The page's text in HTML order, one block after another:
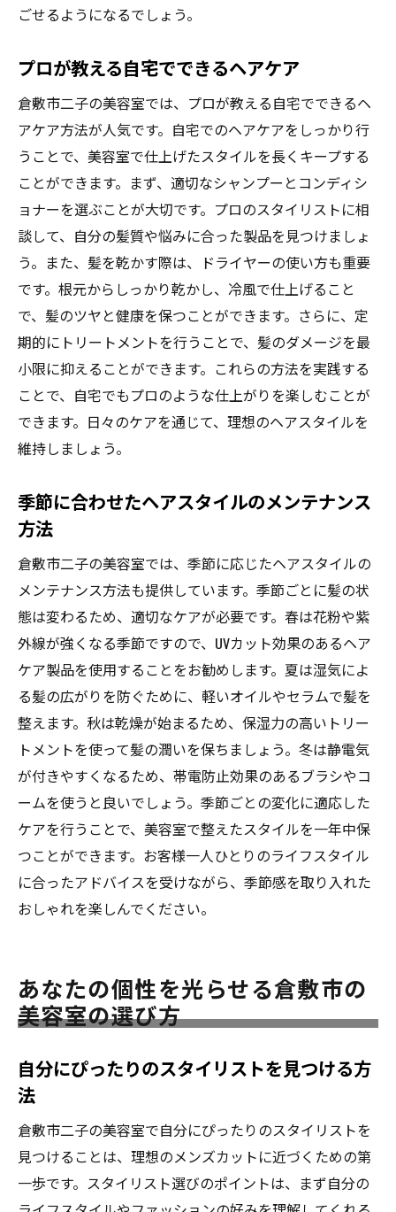
ごせるようになるでしょう。
プロが教える自宅でできるヘアケア
倉敷市二子の美容室では、プロが教える自宅でできるヘ
アケア方法が人気です。自宅でのヘアケアをしっかり行
うことで、美容室で仕上げたスタイルを長くキープする
ことができます。まず、適切なシャンプーとコンディシ
ョナーを選ぶことが大切です。プロのスタイリストに相
談して、自分の髪質や悩みに合った製品を見つけましょ
う。また、髪を乾かす際は、ドライヤーの使い方も重要
です。根元からしっかり乾かし、冷風で仕上げること
で、髪のツヤと健康を保つことができます。さらに、定
期的にトリートメントを行うことで、髪のダメージを最
小限に抑えることができます。これらの方法を実践する
ことで、自宅でもプロのような仕上がりを楽しむことが
できます。日々のケアを通じて、理想のヘアスタイルを
維持しましょう。
季節に合わせたヘアスタイルのメンテナンス
方法
倉敷市二子の美容室では、季節に応じたヘアスタイルの
メンテナンス方法も提供しています。季節ごとに髪の状
態は変わるため、適切なケアが必要です。春は花粉や紫
外線が強くなる季節ですので、UVカット効果のあるヘア
ケア製品を使用することをお勧めします。夏は湿気によ
る髪の広がりを防ぐために、軽いオイルやセラムで髪を
整えます。秋は乾燥が始まるため、保湿力の高いトリー
トメントを使って髪の潤いを保ちましょう。冬は静電気
が付きやすくなるため、帯電防止効果のあるブラシやコ
ームを使うと良いでしょう。季節ごとの変化に適応した
ケアを行うことで、美容室で整えたスタイルを一年中保
つことができます。お客様一人ひとりのライフスタイル
に合ったアドバイスを受けながら、季節感を取り入れた
おしゃれを楽しんでください。
あなたの個性を光らせる倉敷市の
美容室の選び方
自分にぴったりのスタイリストを見つける方
法
倉敷市二子の美容室で自分にぴったりのスタイリストを
見つけることは、理想のメンズカットに近づくための第
一歩です。スタイリスト選びのポイントは、まず自分の